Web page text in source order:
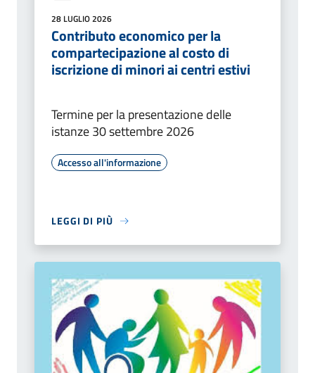
28 LUGLIO 2026
Contributo economico per la
compartecipazione al costo di
iscrizione di minori ai centri estivi
Termine per la presentazione delle
istanze 30 settembre 2026
Accesso all'informazione
LEGGI DI PIÙ